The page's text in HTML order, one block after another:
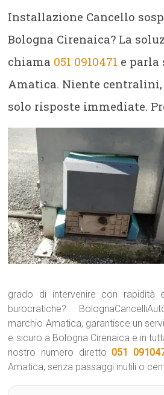
Installazione Cancello
Bologna Cirenaica? La
chiama 051 0910471 e parla
Amatica. Niente centralini,
solo risposte immediate.
grado di intervenire con rapidità
burocratiche?
marchio Amatica, garantisce un
e sicuro a Bologna Cirenaica e in
nostro numero diretto051
Amatica, senza passaggi inutili o